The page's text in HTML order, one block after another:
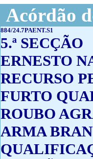
Acórdão
884/24.7PAENT.S1
5.ª SECÇÃO
ERNESTO
RECURSO
FURTO
ROUBO
ARMA